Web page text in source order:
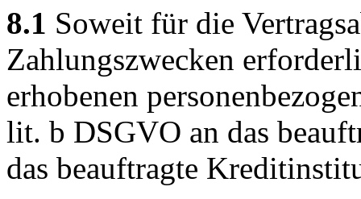
8.1 Soweit für die
Zahlungszwecken
erhobenen
lit. b DSGVO an das
das beauftragte